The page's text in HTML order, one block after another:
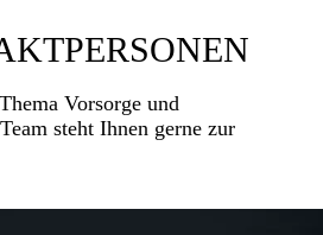
Vorsorge und
steht Ihnen gerne zur